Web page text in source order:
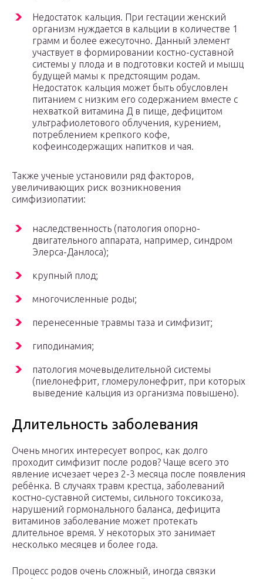
Недостаток кальция. При гестации женский
организм нуждается в кальции в количестве 1
грамм и более ежесуточно. Данный элемент
участвует в формировании костно-суставной
системы у плода и в подготовки костей и мышц
будущей мамы к предстоящим родам.
Недостаток кальция может быть обусловлен
питанием с низким его содержанием вместе с
нехваткой витамина Д в пище, дефицитом
ультрафиолетового облучения, курением,
потреблением крепкого кофе,
кофеинсодержащих напитков и чая.
Также ученые установили ряд факторов,
увеличивающих риск возникновения
симфизиопатии:
наследственность (патология опорно-
двигательного аппарата, например, синдром
Элерса-Данлоса);
крупный плод;
многочисленные роды;
перенесенные травмы таза и симфизит;
гиподинамия;
патология мочевыделительной системы
(пиелонефрит, гломерулонефрит, при которых
выведение кальция из организма повышено).
Длительность заболевания
Очень многих интересует вопрос, как долго
проходит симфизит после родов? Чаще всего это
явление исчезает через 2-3 месяца после появления
ребёнка. В случаях травм крестца, заболеваний
костно-суставной системы, сильного токсикоза,
нарушений гормонального баланса, дефицита
витаминов заболевание может протекать
длительное время. У некоторых это занимает
несколько месяцев и более года.
Процесс родов очень сложный, иногда связки